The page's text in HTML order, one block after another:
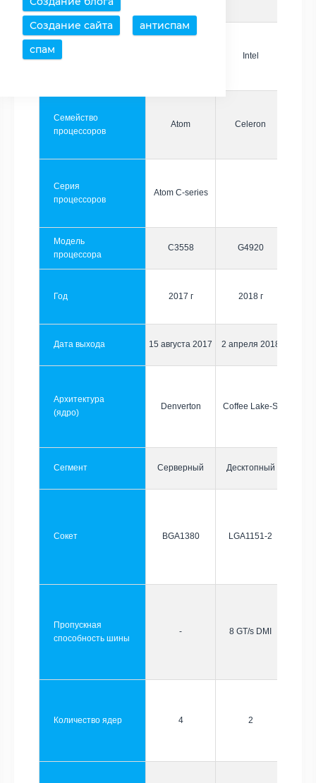
Создание сайта
антиспам
спам
Производитель Intel
Семейство
процессоров
Atom Celeron
Серия
процессоров
Atom C-series
Модель
процессора
C3558 G4920
Год 2017 г 2018 г
Дата выхода 15 августа 2017 2 апреля 2018
Архитектура
(ядро)
Denverton Coffee Lake-S
Сегмент Серверный Десктопный
Сокет BGA1380 LGA1151-2
Пропускная
способность шины
- 8 GT/s DMI
Количество ядер 4 2